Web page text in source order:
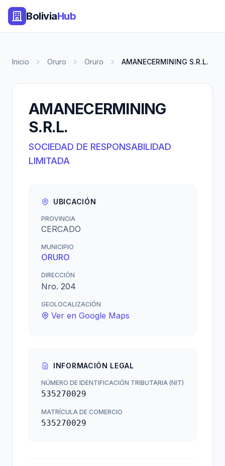
BoliviaHub
Inicio Oruro Oruro AMANECERMINING S.R.L.
AMANECERMINING
S.R.L.
SOCIEDAD DE RESPONSABILIDAD
LIMITADA
UBICACIÓN
PROVINCIA
CERCADO
MUNICIPIO
ORURO
DIRECCIÓN
Nro. 204
GEOLOCALIZACIÓN
Ver en Google Maps
INFORMACIÓN LEGAL
NÚMERO DE IDENTIFICACIÓN TRIBUTARIA (NIT)
535270029
MATRÍCULA DE COMERCIO
535270029